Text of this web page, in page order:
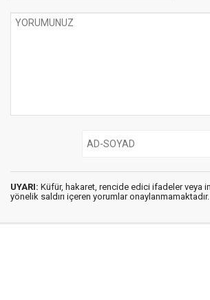
UYARI: Küfür, hakaret, rencide edici ifadeler veya
yönelik saldırı içeren yorumlar onaylanmamaktadır.